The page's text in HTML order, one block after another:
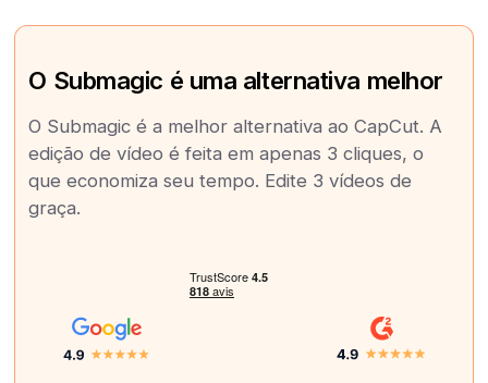
O Submagic é uma alternativa melhor
O Submagic é a melhor alternativa ao CapCut. A
edição de vídeo é feita em apenas 3 cliques, o
que economiza seu tempo. Edite 3 vídeos de
graça.